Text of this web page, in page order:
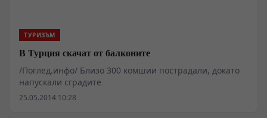
ТУРИЗЪМ
В Турция скачат от балконите
/Поглед.инфо/ Близо 300 комшии пострадали, докато
напускали сградите
25.05.2014 10:28